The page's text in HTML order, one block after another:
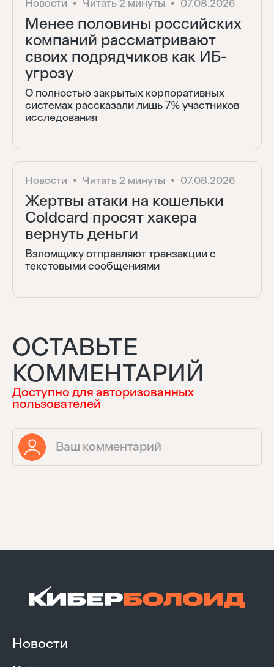
Новости Читать 2 минуты 07.08.2026
Менее половины российских
компаний рассматривают
своих подрядчиков как ИБ-
угрозу
О полностью закрытых корпоративных
системах рассказали лишь 7% участников
исследования
Новости Читать 2 минуты 07.08.2026
Жертвы атаки на кошельки
Coldcard просят хакера
вернуть деньги
Взломщику отправляют транзакции с
текстовыми сообщениями
ОСТАВЬТЕ
КОММЕНТАРИЙ
Доступно для авторизованных
пользователей
Новости